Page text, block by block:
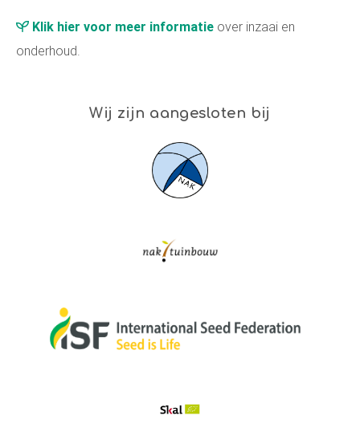
Klik hier voor meer informatie over inzaai en
onderhoud.
Wij zijn aangesloten bij